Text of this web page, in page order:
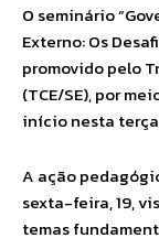
O seminário
Externo: Os
promovido pelo
(TCE/SE), por
início nesta
A ação
sexta-feira, 19,
temas